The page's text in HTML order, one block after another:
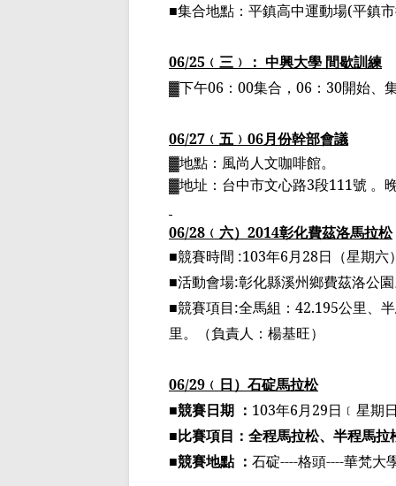
■集合地點：平鎮高中運動場(平鎮
06/25 ﹙ 三 ﹚ ： 中興大學 間歇訓練
▓下午06 ： 00集合， 06 ： 30開始、
06/27 ﹙ 五 ﹚ 06月份幹部會議
▓地點：風尚人文咖啡館。
▓地址：台中市文心路3段111號 。
06/28 ﹙ 六） 2014彰化費茲洛馬拉松
■競賽時間 :103年6月28日（星期六
■活動會場:彰化縣溪州鄉費茲洛公
■競賽項目:全馬組 ： 42.195公里、
里。
（負責人：楊基旺）
06/29 ﹙ 日） 石碇馬拉松
■競賽日期 ： 103年6月29日 ﹝ 星期
■比賽項目：全程馬拉松、半程馬拉
■競賽地點 ： 石碇----格頭----華梵大